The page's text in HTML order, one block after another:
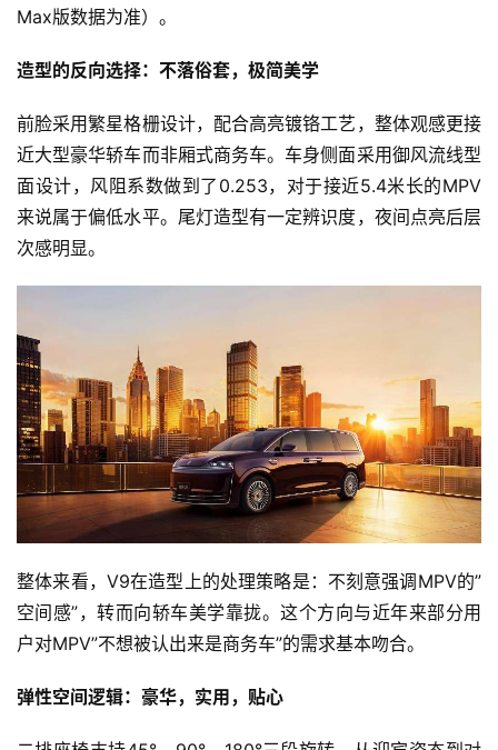
首
页
智
车
时
Max版数据为准）。
造型的反向选择：不落俗套，极简美学
前脸采用繁星格栅设计，配合高亮镀铬工艺，整体观感更接
近大型豪华轿车而非厢式商务车。车身侧面采用御风流线型
面设计，风阻系数做到了0.253，对于接近5.4米长的MPV
来说属于偏低水平。尾灯造型有一定辨识度，夜间点亮后层
次感明显。
整体来看，V9在造型上的处理策略是：不刻意强调MPV的”
空间感”，转而向轿车美学靠拢。这个方向与近年来部分用
户对MPV”不想被认出来是商务车”的需求基本吻合。
弹性空间逻辑：豪华，实用，贴心